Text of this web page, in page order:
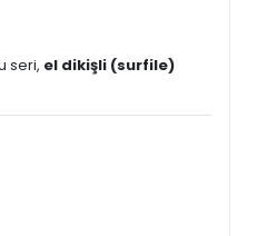
seri, el dikişli (surfile)